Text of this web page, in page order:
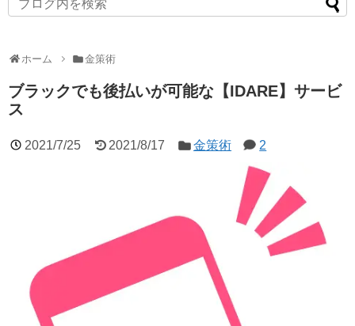
ホーム 金策術
ブラックでも後払いが可能な【IDARE】サービ
ス
2021/7/25 2021/8/17 金策術 2